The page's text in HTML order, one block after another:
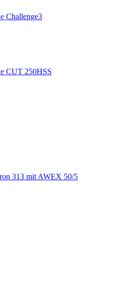
Challenge3
CUT 250HSS
313 mit AWEX 50/5